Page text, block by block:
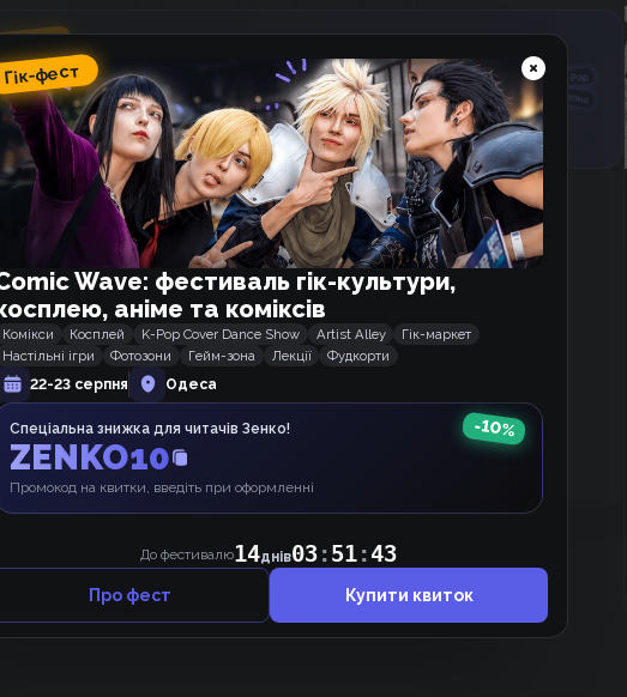
фест
Wave: фестиваль гік-
косплею, аніме та
фестивалю14 днів03:51:43
Щось ніхто не коментує, може, почнемо 👉👈 ?
Гік-фест
Wave: фестиваль гік-культури,
аніме та коміксів
Комікси Косплей K-Pop Cover Dance Show Artist Alley
Гік-маркет
Настільні ігри
Фотозони Гейм-зона Лекції
Фудкорти
22-23 серпня
Одеса
Спеціальна знижка для читачів Зенко!
ZENKO10
Промокод на квитки, введіть при оформленні
-10%
До фестивалю14днів03:51:43
Про фест Купити квиток